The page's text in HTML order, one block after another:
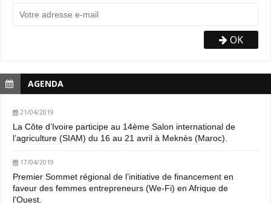
OK
AGENDA
21/04/2019
La Côte d’Ivoire participe au 14ème Salon international de
l’agriculture (SIAM) du 16 au 21 avril à Meknès (Maroc).
17/04/2019
Premier Sommet régional de l’initiative de financement en
faveur des femmes entrepreneurs (We-Fi) en Afrique de
l’Ouest.